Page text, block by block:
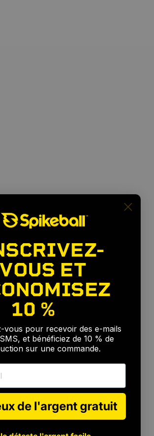
VOUS ET
10 %
vous pour recevoir des e-mails
et bénéficiez de 10 % de
sur une commande.
de l'argent gratuit